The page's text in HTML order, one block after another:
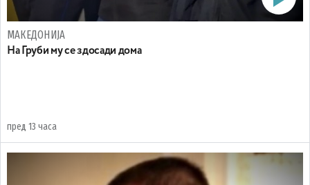
МАКЕДОНИЈА
На Груби му се здосади дома
пред 13 часа